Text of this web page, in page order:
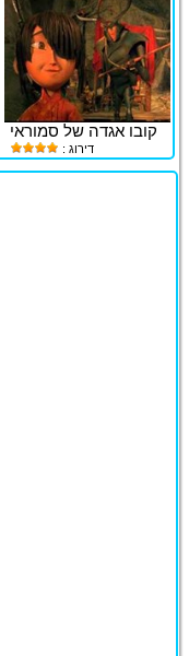
קובו אגדה של סמוראי
דירוג :